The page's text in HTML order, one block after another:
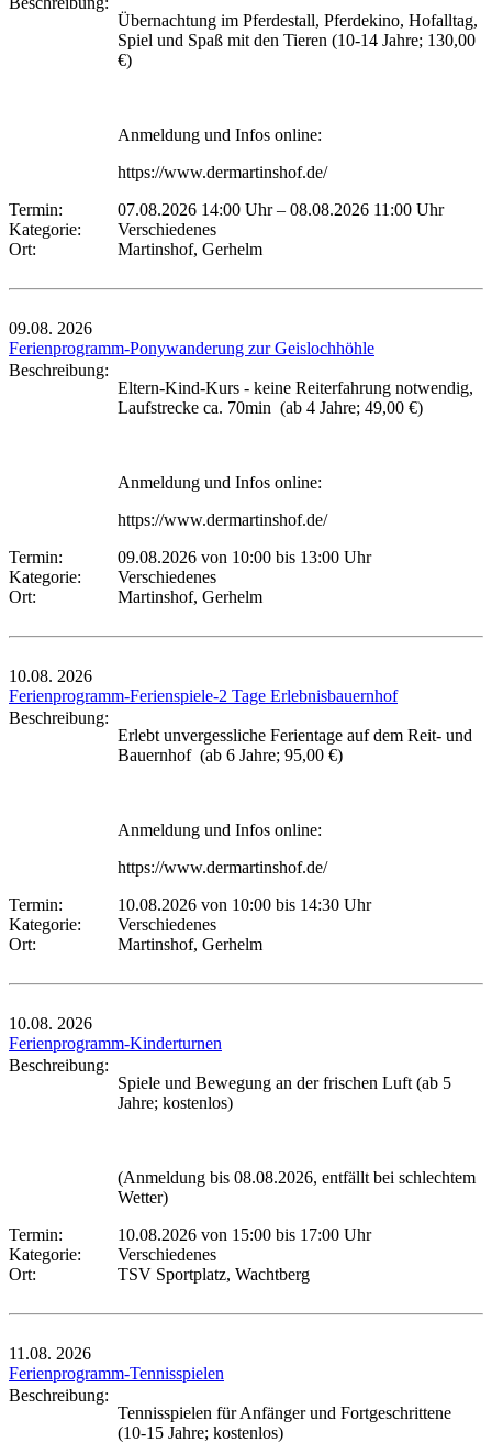
Übernachtung im Pferdestall, Pferdekino, Hofalltag,
Spiel und Spaß mit den Tieren (10-14 Jahre; 130,00
€)
Anmeldung und Infos online:
https://www.dermartinshof.de/
Termin:
07.08.2026 14:00 Uhr– 08.08.2026 11:00 Uhr
Kategorie:
Verschiedenes
Ort:
Martinshof, Gerhelm
09.08. 2026
Ferienprogramm-Ponywanderung zur Geislochhöhle
Beschreibung:
Eltern-Kind-Kurs - keine Reiterfahrung notwendig,
Laufstrecke ca. 70min (ab 4 Jahre; 49,00 €)
Anmeldung und Infos online:
https://www.dermartinshof.de/
Termin:
09.08.2026 von 10:00 bis 13:00 Uhr
Kategorie:
Verschiedenes
Ort:
Martinshof, Gerhelm
10.08. 2026
Ferienprogramm-Ferienspiele-2 Tage Erlebnisbauernhof
Beschreibung:
Erlebt unvergessliche Ferientage auf dem Reit- und
Bauernhof (ab 6 Jahre; 95,00 €)
Anmeldung und Infos online:
https://www.dermartinshof.de/
Termin:
10.08.2026 von 10:00 bis 14:30 Uhr
Kategorie:
Verschiedenes
Ort:
Martinshof, Gerhelm
10.08. 2026
Ferienprogramm-Kinderturnen
Beschreibung:
Spiele und Bewegung an der frischen Luft (ab 5
Jahre; kostenlos)
(Anmeldung bis 08.08.2026, entfällt bei schlechtem
Wetter)
Termin:
10.08.2026 von 15:00 bis 17:00 Uhr
Kategorie:
Verschiedenes
Ort:
TSV Sportplatz, Wachtberg
11.08. 2026
Ferienprogramm-Tennisspielen
Beschreibung:
Tennisspielen für Anfänger und Fortgeschrittene
(10-15 Jahre; kostenlos)